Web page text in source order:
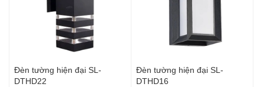
Đèn tường hiện đại SL-
DTHD22
Đèn tường hiện đại SL-
DTHD16